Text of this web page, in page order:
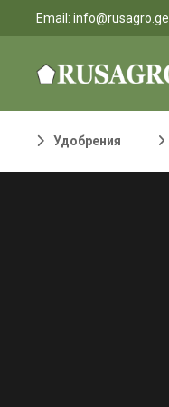
Email: info@rusagro.ge
Удобрения